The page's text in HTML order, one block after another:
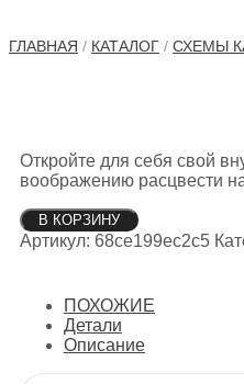
ГЛАВНАЯ / КАТАЛОГ / СХЕМЫ
Откройте для себя свой
воображению расцвести
Количество
товара
В КОРЗИНУ
Артикул: 68ce199ec2c5
ПОХОЖИЕ
Детали
Описание